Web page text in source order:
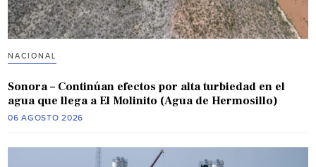
NACIONAL
Sonora – Continúan efectos por alta turbiedad en el
agua que llega a El Molinito (Agua de Hermosillo)
06 AGOSTO 2026